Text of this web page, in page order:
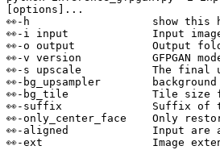
[options]...
👀️-h                   show this
👀️-i input             Input
👀️-o output            Output
👀️-v version           GFPGAN
👀️-s upscale           The final
👀️-bg_upsampler        background
👀️-bg_tile             Tile size
👀️-suffix              Suffix of
👀️-only_center_face    Only
👀️-aligned             Input are
👀️-ext                 Image